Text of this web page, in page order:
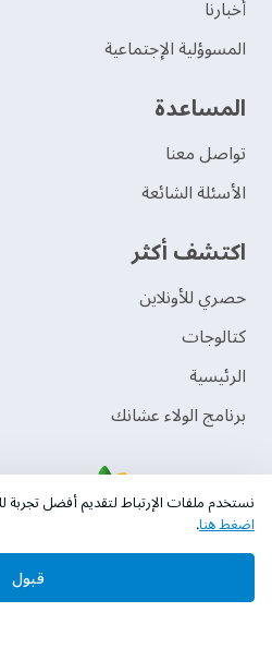
‫أخبارنا‬
المسوؤلية الإجتماعية
‫المساعدة‬
تواصل معنا
الأسئلة الشائعة
اكتشف أكثر
حصري للأونلاين
‫كتالوجات‬
الرئيسية
برنامج الولاء عشانك
حقوق النشر © 2026 دهانات الجزيرة
نستخدم ملفات الإرتباط لتقديم أفضل
اضغط هنا.
قبول